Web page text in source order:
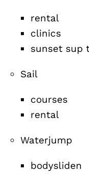
rental
clinics
sunset sup
Sail
courses
rental
Waterjump
bodysliden